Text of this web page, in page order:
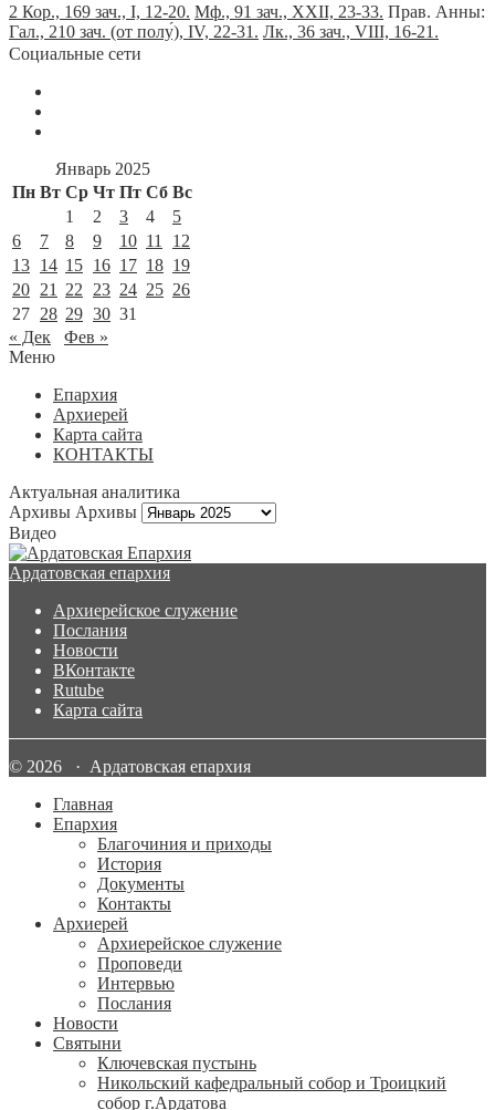
2 Кор., 169 зач., I, 12-20. Мф., 91 зач., XXII, 23-33. Прав. Анны:
Гал., 210 зач. (от полу́), IV, 22-31. Лк., 36 зач., VIII, 16-21.
Социальные сети
Январь 2025
Пн Вт Ср Чт Пт Сб Вс
1
2 3 4
5
6
7 8 9 10 11
12
13 14 15 16 17 18 19
20 21 22 23 24 25 26
27 28 29 30 31
« Дек
Фев »
Меню
Епархия
Архиерей
Карта сайта
КОНТАКТЫ
Актуальная аналитика
Архивы Архивы
Видео
Ардатовская епархия
Архиерейское служение
Послания
Новости
ВКонтакте
Rutube
Карта сайта
© 2026 · Ардатовская епархия
Главная
Епархия
Благочиния и приходы
История
Документы
Контакты
Архиерей
Архиерейское служение
Проповеди
Интервью
Послания
Новости
Святыни
Ключевская пустынь
Никольский кафедральный собор и Троицкий
собор г.Ардатова